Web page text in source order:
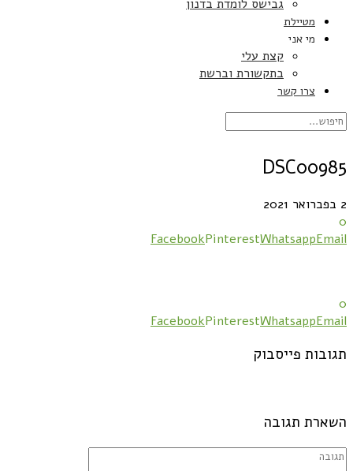
גבישס לומדת בדנון
מטיילת
מי אני
קצת עלי
בתקשורת וברשת
צרו קשר
DSC00985
2 בפברואר 2021
0
FacebookPinterestWhatsappEmail
0
FacebookPinterestWhatsappEmail
תגובות פייסבוק
השארת תגובה